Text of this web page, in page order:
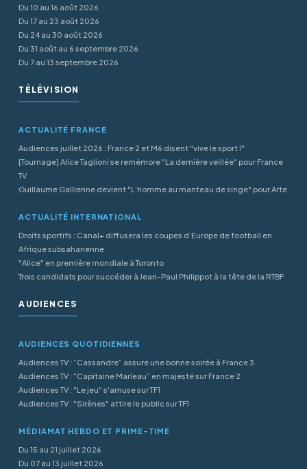
Du 10 au 16 août 2026
Du 17 au 23 août 2026
Du 24 au 30 août 2026
Du 31 août au 6 septembre 2026
Du 7 au 13 septembre 2026
TÉLÉVISION
ACTUALITÉ FRANCE
Audiences juillet 2026 : France 2 et M6 disent "vive le sport !"
[Tournage] Alice Taglioni se remémore "La dernière veillée" pour France
TV
Guillaume Gallienne devient "L’homme au manteau de singe" pour Arte
ACTUALITÉ INTERNATIONAL
Droits sportifs : Canal+ diffusera les coupes d’Europe de football en
Afrique subsaharienne
"Alice" en première mondiale à Toronto
Trois candidats pour succéder à Jean-Paul Philippot à la tête de la RTBF
AUDIENCES
AUDIENCES QUOTIDIENNES
Audiences TV : “Cassandre” assure une bonne soirée à France 3
Audiences TV : “Capitaine Marleau” en majesté sur France 2
Audiences TV : "Le jeu" s'amuse sur TF1
Audiences TV : "Sirènes" attire le public sur TF1
MÉDIAMAT HEBDO ET PRIME-TIME
Du 15 au 21 juillet 2026
Du 07 au 13 juillet 2026